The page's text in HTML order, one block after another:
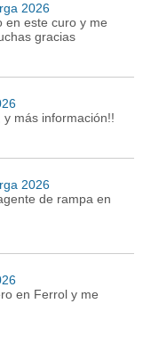
2026
en este curo y me
gracias
más información!!
2026
de rampa en
en Ferrol y me